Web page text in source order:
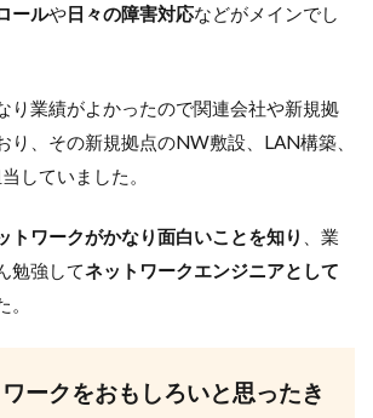
ールや日々の障害対応などがメインでし
り業績がよかったので関連会社や新規拠
り、その新規拠点のNW敷設、LAN構築、
していました。
トワークがかなり面白いことを知り
、業
勉強してネットワークエンジニアとして
ークをおもしろいと思ったき